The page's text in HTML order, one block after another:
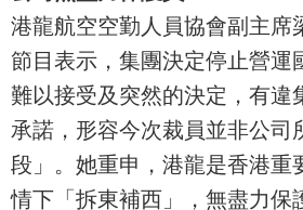
港龍航空空勤人員協會副主席
節目表示，集團決定停止營運
難以接受及突然的決定，有違
承諾，形容今次裁員並非公司
段」。她重申，港龍是香港重
情下「拆東補西」，無盡力保